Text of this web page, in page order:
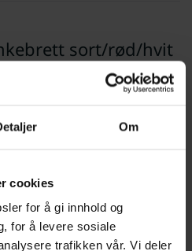
Om
cookies
for å gi innhold og
for å levere sosiale
trafikken vår. Vi deler
sort/rød/hvit